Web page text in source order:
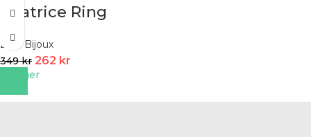
Béatrice Ring
ZAG Bijoux
349kr 262 kr
I lager